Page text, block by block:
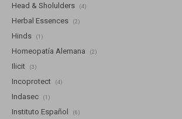
Head & Sholulders (4)
Herbal Essences (2)
Hinds (1)
Homeopatía Alemana (2)
Ilicit (3)
Incoprotect (4)
Indasec (1)
Instituto Español (6)